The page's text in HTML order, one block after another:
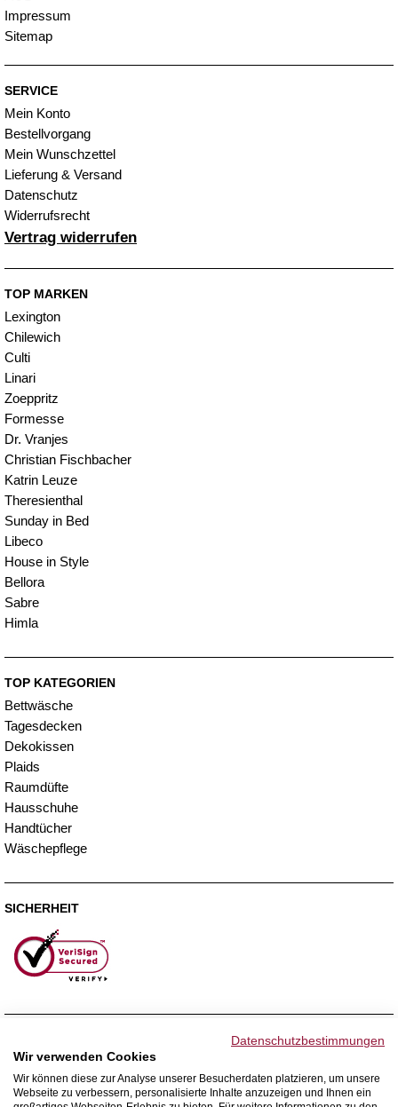
Impressum
Sitemap
SERVICE
Mein Konto
Bestellvorgang
Mein Wunschzettel
Lieferung & Versand
Datenschutz
Widerrufsrecht
Vertrag widerrufen
TOP MARKEN
Lexington
Chilewich
Culti
Linari
Zoeppritz
Formesse
Dr. Vranjes
Christian Fischbacher
Katrin Leuze
Theresienthal
Sunday in Bed
Libeco
House in Style
Bellora
Sabre
Himla
TOP KATEGORIEN
Bettwäsche
Tagesdecken
Dekokissen
Plaids
Raumdüfte
Hausschuhe
Handtücher
Wäschepflege
SICHERHEIT
Datenschutzbestimmungen
Wir verwenden Cookies
Wir können diese zur Analyse unserer Besucherdaten platzieren, um unsere
Webseite zu verbessern, personalisierte Inhalte anzuzeigen und Ihnen ein